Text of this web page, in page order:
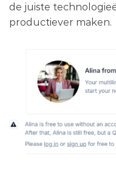
de juiste
productiever maken.